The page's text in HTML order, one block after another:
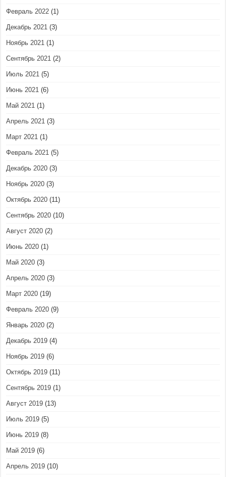
Февраль 2022 (1)
Декабрь 2021 (3)
Ноябрь 2021 (1)
Сентябрь 2021 (2)
Июль 2021 (5)
Июнь 2021 (6)
Май 2021 (1)
Апрель 2021 (3)
Март 2021 (1)
Февраль 2021 (5)
Декабрь 2020 (3)
Ноябрь 2020 (3)
Октябрь 2020 (11)
Сентябрь 2020 (10)
Август 2020 (2)
Июнь 2020 (1)
Май 2020 (3)
Апрель 2020 (3)
Март 2020 (19)
Февраль 2020 (9)
Январь 2020 (2)
Декабрь 2019 (4)
Ноябрь 2019 (6)
Октябрь 2019 (11)
Сентябрь 2019 (1)
Август 2019 (13)
Июль 2019 (5)
Июнь 2019 (8)
Май 2019 (6)
Апрель 2019 (10)